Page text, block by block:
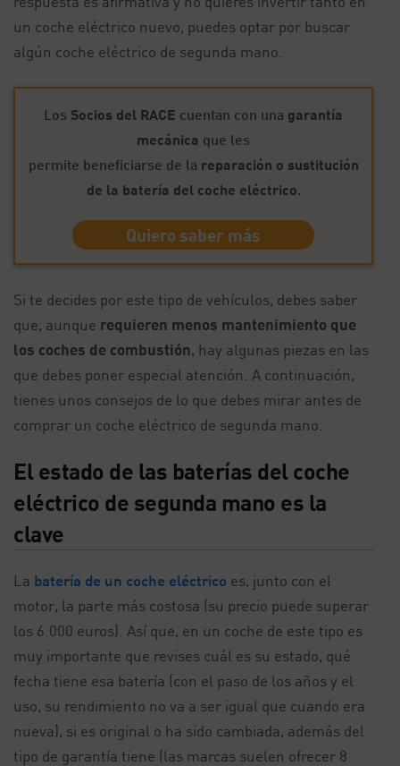
un coche eléctrico nuevo, puedes optar por buscar
algún coche eléctrico de segunda mano.
Los Socios del RACE cuentan con una garantía
mecánica que les
permite beneficiarse de la reparación o sustitución
de la batería del coche eléctrico.
Quiero saber más
Si te decides por este tipo de vehículos, debes saber
que, aunque requieren menos mantenimiento que
los coches de combustión, hay algunas piezas en las
que debes poner especial atención. A continuación,
tienes unos consejos de lo que debes mirar antes de
comprar un coche eléctrico de segunda mano.
El estado de las baterías del coche
eléctrico de segunda mano es la
clave
La batería de un coche eléctrico es, junto con el
motor, la parte más costosa (su precio puede superar
los 6.000 euros). Así que, en un coche de este tipo es
muy importante que revises cuál es su estado, qué
fecha tiene esa batería (con el paso de los años y el
uso, su rendimiento no va a ser igual que cuando era
nueva), si es original o ha sido cambiada, además del
tipo de garantía tiene (las marcas suelen ofrecer 8